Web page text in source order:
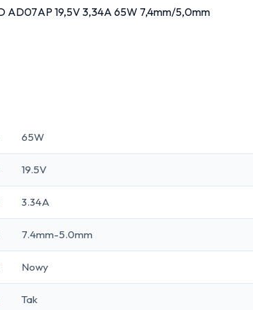
65W
19.5V
3.34A
7.4mm-5.0mm
Nowy
Tak